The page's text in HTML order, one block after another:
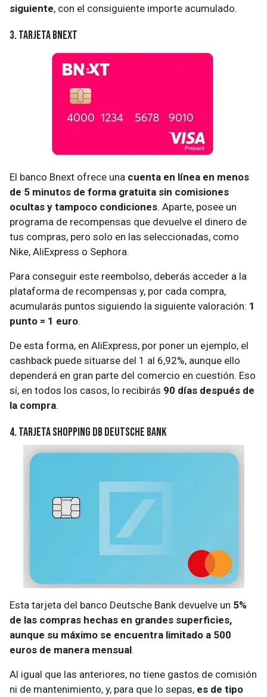
siguiente, con el consiguiente importe acumulado.
3. Tarjeta Bnext
El banco Bnext ofrece una cuenta en línea en menos
de 5 minutos de forma gratuita sin comisiones
ocultas y tampoco condiciones. Aparte, posee un
programa de recompensas que devuelve el dinero de
tus compras, pero solo en las seleccionadas, como
Nike, AliExpress o Sephora.
Para conseguir este reembolso, deberás acceder a la
plataforma de recompensas y, por cada compra,
acumularás puntos siguiendo la siguiente valoración: 1
punto = 1 euro.
De esta forma, en AliExpress, por poner un ejemplo, el
cashback puede situarse del 1 al 6,92%, aunque ello
dependerá en gran parte del comercio en cuestión. Eso
sí, en todos los casos, lo recibirás 90 días después de
la compra.
4. Tarjeta Shopping DB Deutsche Bank
Esta tarjeta del banco Deutsche Bank devuelve un 5%
de las compras hechas en grandes superficies,
aunque su máximo se encuentra limitado a 500
euros de manera mensual.
Al igual que las anteriores, no tiene gastos de comisión
ni de mantenimiento, y, para que lo sepas, es de tipo